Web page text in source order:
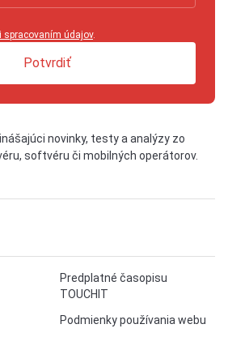
spracovaním údajov.
Potvrdiť
novinky, testy a analýzy zo
softvéru či mobilných operátorov.
Predplatné časopisu
TOUCHIT
Podmienky používania webu